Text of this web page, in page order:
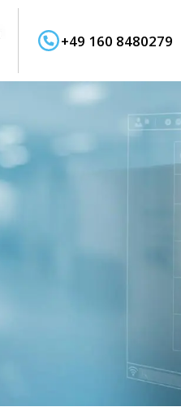
+49 160 8480279